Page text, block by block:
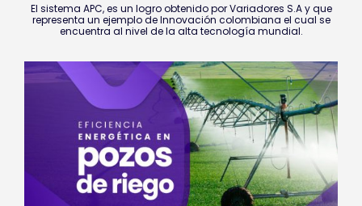
El sistema APC, es un logro obtenido por Variadores S.A y que
representa un ejemplo de Innovación colombiana el cual se
encuentra al nivel de la alta tecnología mundial.